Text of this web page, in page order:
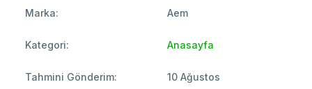
Marka: Aem
Kategori: Anasayfa
Tahmini Gönderim: 10 Ağustos